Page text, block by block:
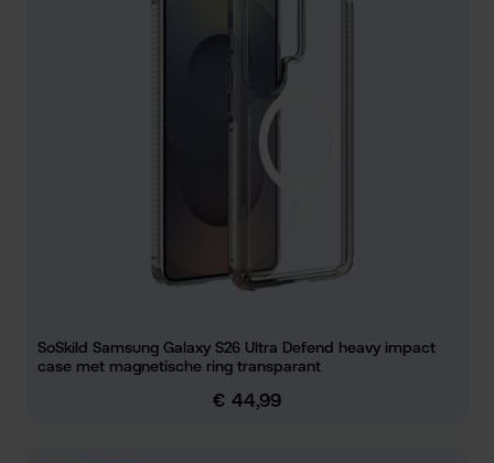
SoSkild Samsung Galaxy S26 Ultra Defend heavy impact
case met magnetische ring transparant
Normale prijs:
€ 44,99